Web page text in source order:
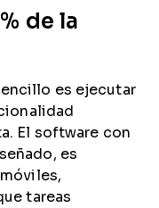
de la
es ejecutar
El software con
es
tareas